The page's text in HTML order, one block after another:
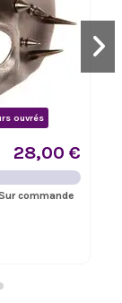
ouvrés
28,00 €
commande